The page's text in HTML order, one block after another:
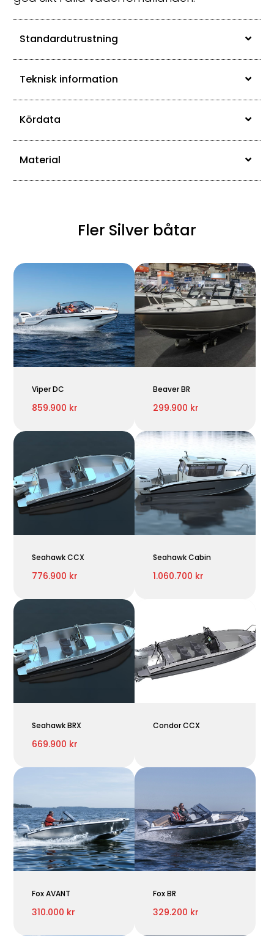
Standardutrustning
Teknisk information
Kördata
Material
Fler Silver båtar
Viper DC
859.900 kr
Beaver BR
299.900 kr
Seahawk CCX
776.900 kr
Seahawk Cabin
1.060.700 kr
Seahawk BRX
669.900 kr
Condor CCX
Fox AVANT
310.000 kr
Fox BR
329.200 kr